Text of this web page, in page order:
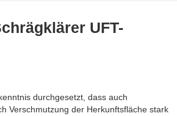
UFT-
durchgesetzt, dass auch
Verschmutzung der Herkunftsfläche stark